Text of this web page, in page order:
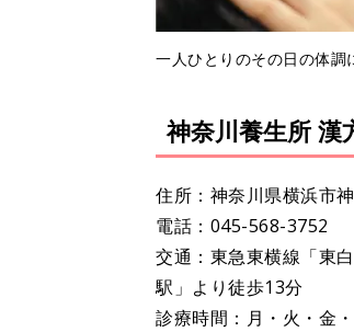
一人ひとりのその日の体調
神奈川養生所 漢
住所：神奈川県横浜市
電話：045-568-3752
交通：東急東横線「東
駅」より徒歩13分
診療時間：月・火・金